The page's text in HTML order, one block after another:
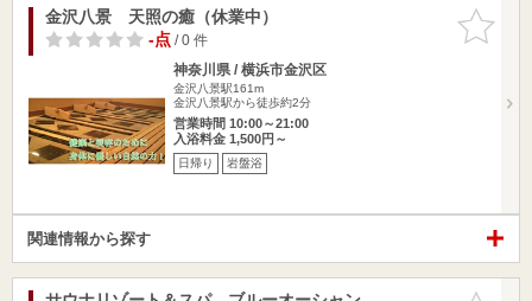
お気に入
りに追加
金沢八景 天照の癒（休業中）
-点/ 0 件
神奈川県 / 横浜市金沢区
金沢八景駅161m
金沢八景駅から徒歩約2分
営業時間 10:00～21:00
入浴料金 1,500円～
日帰り 岩盤浴
関連情報から探す